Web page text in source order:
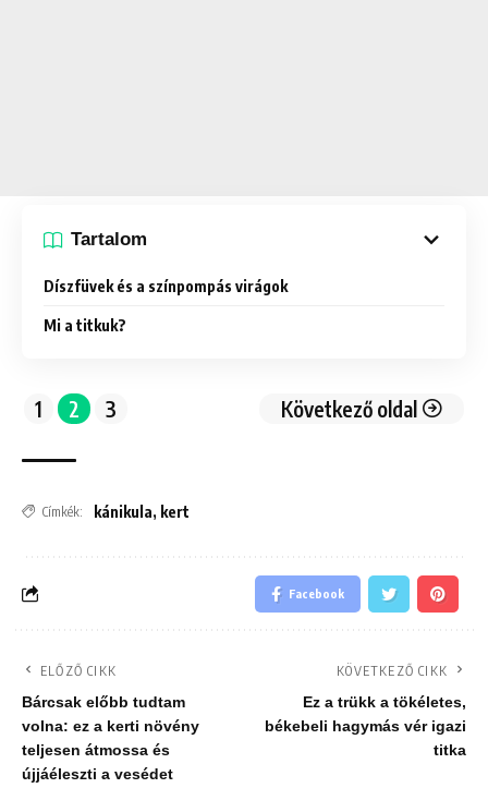
Tartalom
Díszfüvek és a színpompás virágok
Mi a titkuk?
1 2 3 Következő oldal
Címkék: kánikula, kert
Facebook
ELŐZŐ CIKK
Bárcsak előbb tudtam
volna: ez a kerti növény
teljesen átmossa és
újjáéleszti a vesédet
KÖVETKEZŐ CIKK
Ez a trükk a tökéletes,
békebeli hagymás vér igazi
titka